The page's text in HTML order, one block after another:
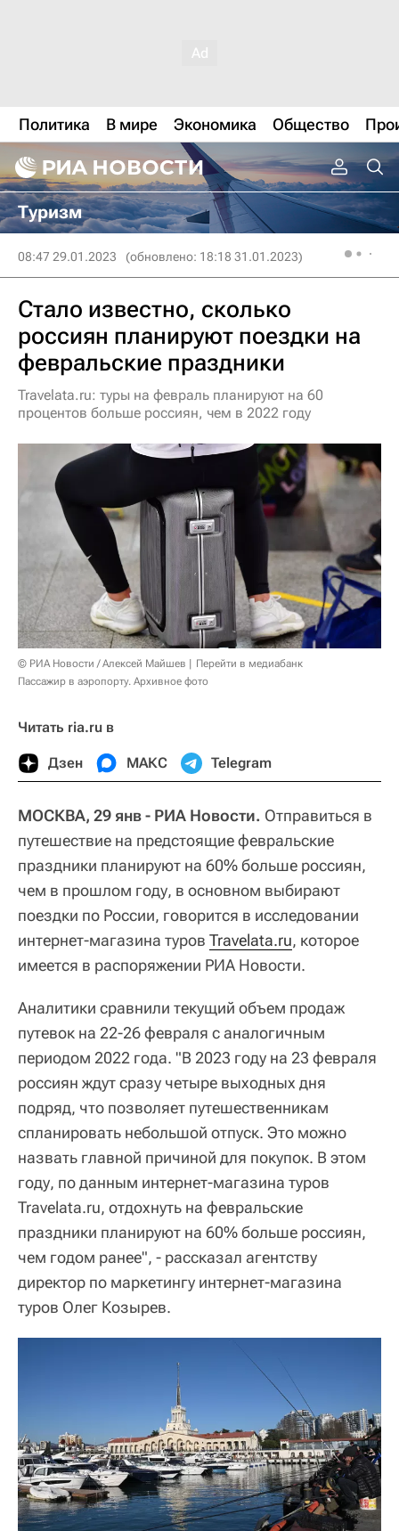
Политика В мире Экономика Общество
Туризм
08:47 29.01.2023 (обновлено: 18:18 31.01.2023)
Стало известно, сколько
россиян планируют поездки на
февральские праздники
Travelata.ru: туры на февраль планируют на 60
процентов больше россиян, чем в 2022 году
© РИА Новости / Алексей Майшев
Перейти в медиабанк
Пассажир в аэропорту. Архивное фото
Читать ria.ru в
Дзен МАКС Telegram
МОСКВА, 29 янв - РИА Новости. Отправиться в
путешествие на предстоящие февральские
праздники планируют на 60% больше россиян,
чем в прошлом году, в основном выбирают
поездки по России, говорится в исследовании
интернет-магазина туров Travelata.ru, которое
имеется в распоряжении РИА Новости.
Аналитики сравнили текущий объем продаж
путевок на 22-26 февраля с аналогичным
периодом 2022 года. "В 2023 году на 23 февраля
россиян ждут сразу четыре выходных дня
подряд, что позволяет путешественникам
спланировать небольшой отпуск. Это можно
назвать главной причиной для покупок. В этом
году, по данным интернет-магазина туров
Travelata.ru, отдохнуть на февральские
праздники планируют на 60% больше россиян,
чем годом ранее", - рассказал агентству
директор по маркетингу интернет-магазина
туров Олег Козырев.